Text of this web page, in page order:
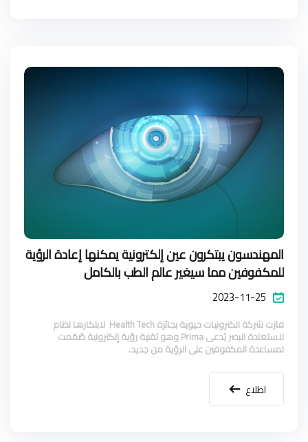
المهندسون يبتكرون عين إلكترونية يمكنها إعادة الرؤية
للمكفوفين مما سيغير عالم الطب بالكامل
2023-11-25
فازت شركة الكترونيات حيوية بجائزة Health Tech لابتكارها نظام
لاستعادة البصر يُدعى Prima وهو تقنية رؤية إلكترونية صُمّمت
لمساعدة المكفوفين على الرؤية من جديد.
اطلاع